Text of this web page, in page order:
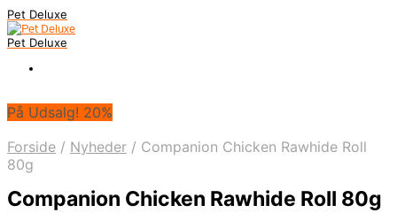
Pet Deluxe
Pet Deluxe
På Udsalg! 20%
Forside / Nyheder / Companion Chicken Rawhide Roll
80g
Companion Chicken Rawhide Roll 80g